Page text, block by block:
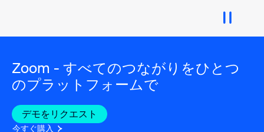
Zoom - すべてのつながりをひとつ
のプラットフォームで
デモをリクエスト
今すぐ購入